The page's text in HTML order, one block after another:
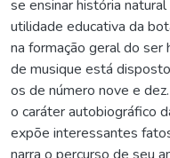
se ensinar história
utilidade educativa da
na formação geral do ser
de musique está
os de número nove e
o caráter autobiográfico
expõe interessantes